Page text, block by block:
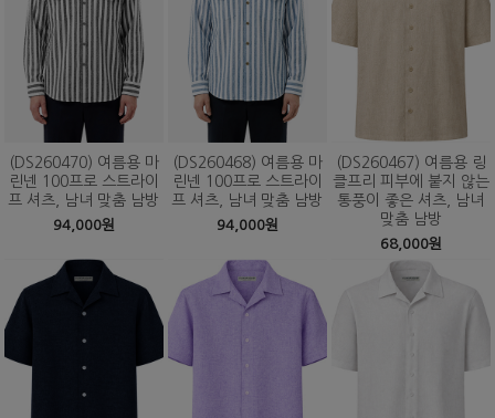
(DS260470) 여름용 마
린넨 100프로 스트라이
프 셔츠, 남녀 맞춤 남방
94,000원
(DS260468) 여름용 마
린넨 100프로 스트라이
프 셔츠, 남녀 맞춤 남방
94,000원
(DS260467) 여름용 링
클프리 피부에 붙지 않는
통풍이 좋은 셔츠, 남녀
맞춤 남방
68,000원